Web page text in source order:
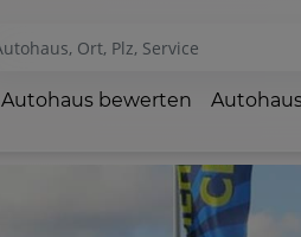
Autohaus bewerten